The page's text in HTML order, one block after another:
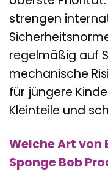
strengen
regelmäßig auf
mechanische
für jüngere
Kleinteile und
Welche Art von
Sponge Bob